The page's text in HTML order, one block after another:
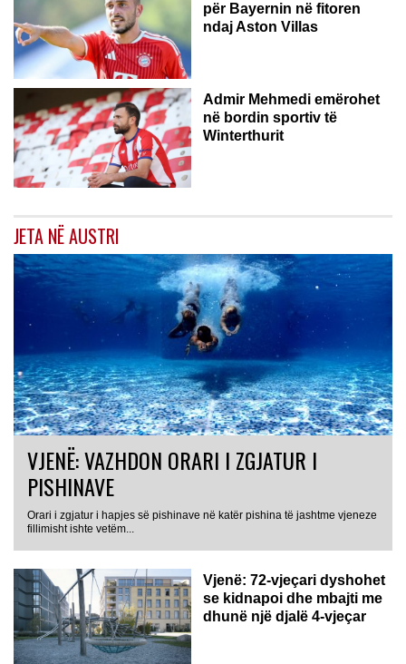
për Bayernin në fitoren
ndaj Aston Villas
ZVICËR
Admir Mehmedi emërohet
në bordin sportiv të
Winterthurit
JETA NË AUSTRI
VJENË: VAZHDON ORARI I ZGJATUR I
PISHINAVE
Orari i zgjatur i hapjes së pishinave në katër pishina të jashtme vjeneze
fillimisht ishte vetëm...
Vjenë: 72-vjeçari dyshohet
se kidnapoi dhe mbajti me
dhunë një djalë 4-vjeçar